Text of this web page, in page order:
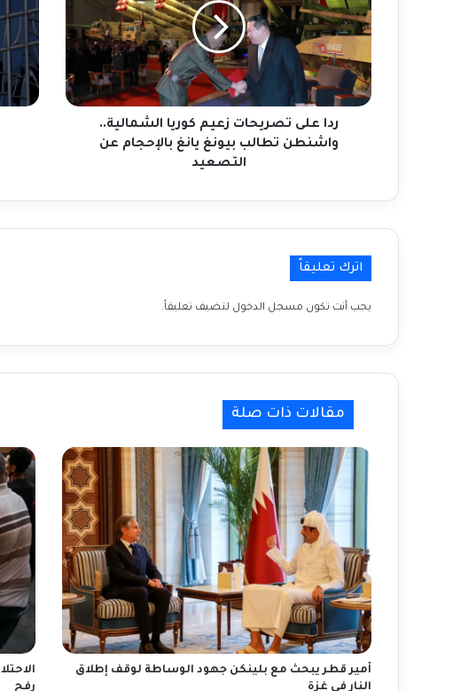
مصرع 49 شخصاً وإصابة العشرات إثر حريق
بسكن عمالي في الكويت والسفير الهندي
يتفقد المصابين
الأمم المتحدة ترفض اتهامات الحوثيين
“المشينة”.
3 مجازر جديدة والاحتلال يعلن انتهاء عملياته
وسط غزة
التفاعل بين الأدب الصيني والأدب العربي
الطاقة الذرية: إيران تركب المزيد من “أجهزة
الطرد” في فوردو
قمة السبع تؤكد التزامها بحل الدولتين
وتقرير أممي يتهم إسرائيل ومجموعات
فلسطينية بارتكاب جرائم حرب
واشنطن: حريصون مع شركائنا للتوصل
لصفقة بين حماس وإسرائيل
تكون
أول
دولة
تعترف
بحكومة
طالبان
زعيم
كوريا
الشمالية..
واشنطن
تطالب
بيونغ
بالإحجام
ردا على تصريحات زعيم كوريا الشمالية..
واشنطن تطالب بيونغ يانغ بالإحجام عن
التصعيد
اترك تعليقاً
يجب أنت تكون مسجل الدخول لتضيف تعليقاً.
مقالات ذات صلة
أمير قطر يبحث مع بلينكن جهود الوساطة لوقف إطلاق
النار في غزة
رفح